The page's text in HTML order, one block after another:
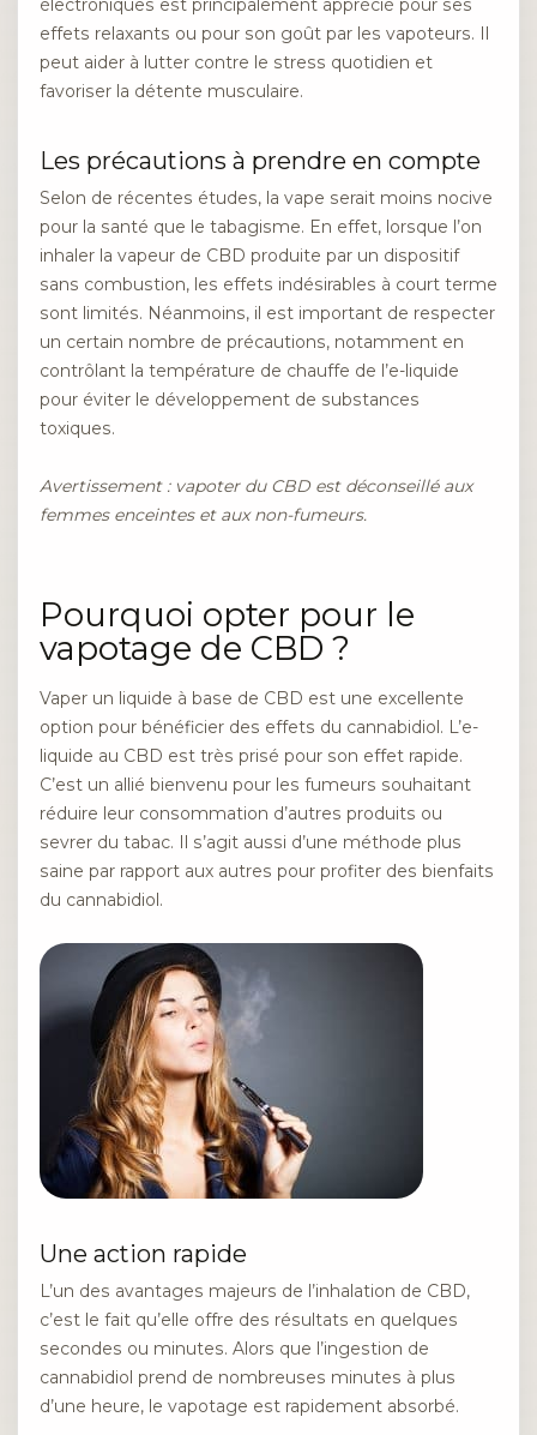
électroniques est principalement apprécié pour ses
effets relaxants ou pour son goût par les vapoteurs. Il
peut aider à lutter contre le stress quotidien et
favoriser la détente musculaire.
Les précautions à prendre en compte
Selon de récentes études, la vape serait moins nocive
pour la santé que le tabagisme. En effet, lorsque l’on
inhaler la vapeur de CBD produite par un dispositif
sans combustion, les effets indésirables à court terme
sont limités. Néanmoins, il est important de respecter
un certain nombre de précautions, notamment en
contrôlant la température de chauffe de l’e-liquide
pour éviter le développement de substances
toxiques.
Avertissement : vapoter du CBD est déconseillé aux
femmes enceintes et aux non-fumeurs.
Pourquoi opter pour le
vapotage de CBD ?
Vaper un liquide à base de CBD est une excellente
option pour bénéficier des effets du cannabidiol. L’e-
liquide au CBD est très prisé pour son effet rapide.
C’est un allié bienvenu pour les fumeurs souhaitant
réduire leur consommation d’autres produits ou
sevrer du tabac. Il s’agit aussi d’une méthode plus
saine par rapport aux autres pour profiter des bienfaits
du cannabidiol.
Une action rapide
L’un des avantages majeurs de l’inhalation de CBD,
c’est le fait qu’elle offre des résultats en quelques
secondes ou minutes. Alors que l’ingestion de
cannabidiol prend de nombreuses minutes à plus
d’une heure, le vapotage est rapidement absorbé.